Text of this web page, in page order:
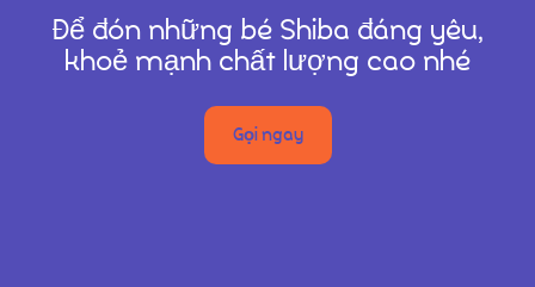
Để đón những bé Shiba đáng yêu,
khoẻ mạnh chất lượng cao nhé
Gọi ngay